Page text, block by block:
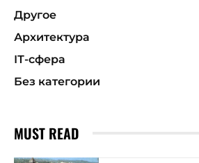
Другое
Архитектура
ІТ-сфера
Без категории
MUST READ